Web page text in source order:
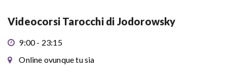
Videocorsi Tarocchi di Jodorowsky
9:00 - 23:15
Online ovunque tu sia